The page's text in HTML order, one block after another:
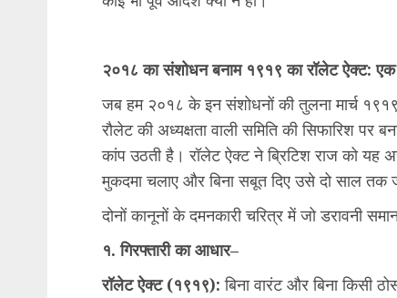
​२०१८ का संशोधन बनाम १९१९ का रॉलेट ऐक्ट: एक
​जब हम २०१८ के इन संशोधनों की तुलना मार्च १९१९
रौलेट की अध्यक्षता वाली समिति की सिफारिश पर
कांप उठती है। रॉलेट ऐक्ट ने ब्रिटिश राज को यह
मुकदमा चलाए और बिना सबूत दिए उसे दो साल
​दोनों कानूनों के दमनकारी चरित्र में जो डरावनी
१. गिरफ्तारी का आधार–
रॉलेट ऐक्ट (१९१९): बिना वारंट और बिना किसी